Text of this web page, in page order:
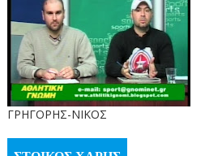
ΓΡΗΓΟΡΗΣ-ΝΙΚΟΣ